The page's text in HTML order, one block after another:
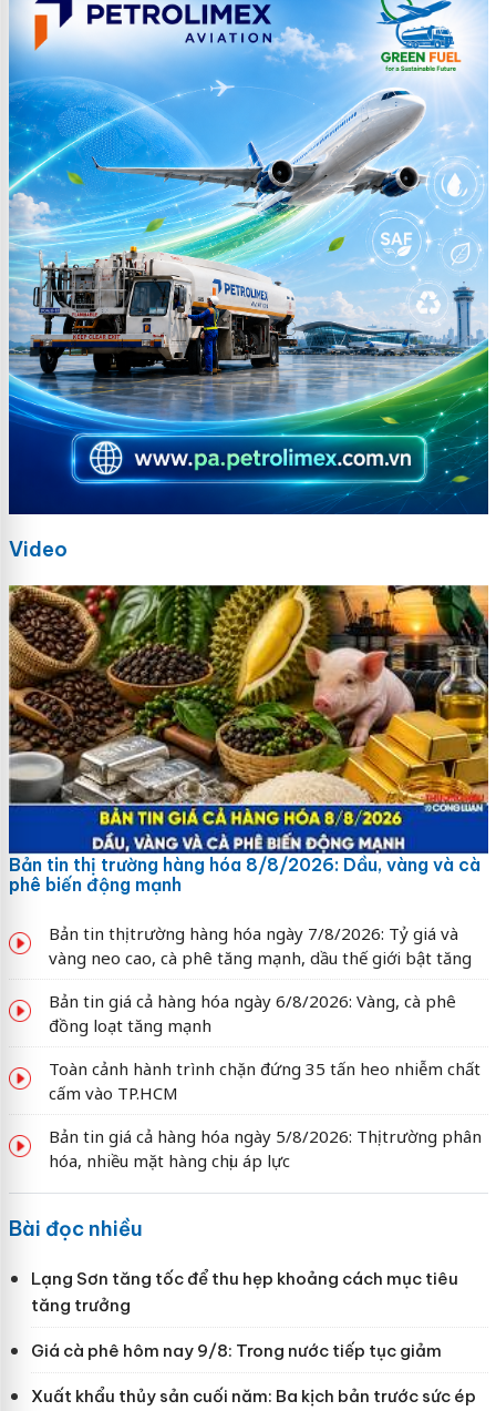
Video
Bản tin thị trường hàng hóa 8/8/2026: Dầu, vàng và cà
phê biến động mạnh
Bản tin thị trường hàng hóa ngày 7/8/2026: Tỷ giá và
vàng neo cao, cà phê tăng mạnh, dầu thế giới bật tăng
Bản tin giá cả hàng hóa ngày 6/8/2026: Vàng, cà phê
đồng loạt tăng mạnh
Toàn cảnh hành trình chặn đứng 35 tấn heo nhiễm chất
cấm vào TP.HCM
Bản tin giá cả hàng hóa ngày 5/8/2026: Thị trường phân
hóa, nhiều mặt hàng chịu áp lực
Bài đọc nhiều
Lạng Sơn tăng tốc để thu hẹp khoảng cách mục tiêu
tăng trưởng
Giá cà phê hôm nay 9/8: Trong nước tiếp tục giảm
Xuất khẩu thủy sản cuối năm: Ba kịch bản trước sức ép